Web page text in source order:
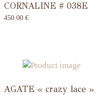
Out
CORNALINE # 038E
450.00 €
AGATE « crazy lace »